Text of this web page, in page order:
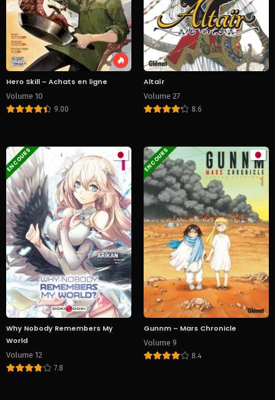
Hero Skill – Achats en ligne
Volume 10
9.00
Altaïr
Volume 27
8.6
EN COURS
Why Nobody Remembers My
World
Volume 12
7.8
EN COURS
Gunnm – Mars Chronicle
Volume 9
8.4